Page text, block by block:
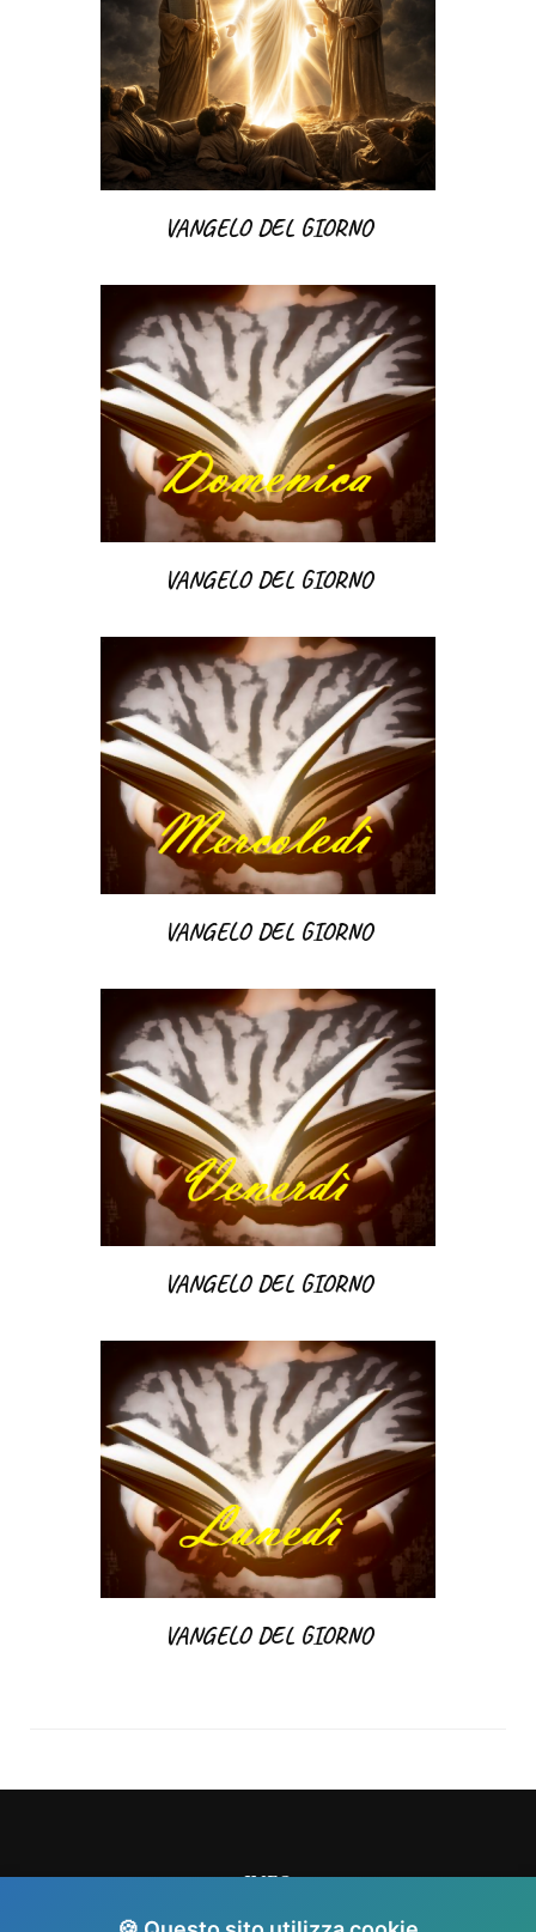
VANGELO DEL GIORNO
VANGELO DEL GIORNO
VANGELO DEL GIORNO
VANGELO DEL GIORNO
VANGELO DEL GIORNO
INFO